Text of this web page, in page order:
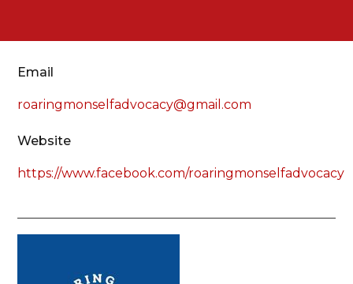
Email
roaringmonselfadvocacy@gmail.com
Website
https://www.facebook.com/roaringmonselfadvocacy